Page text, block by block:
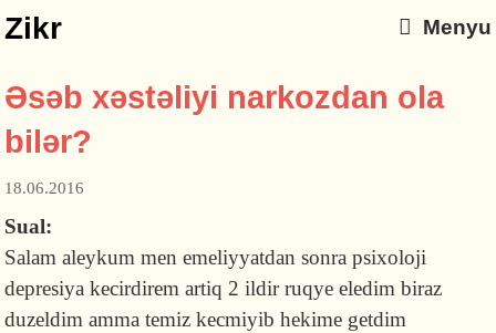
Zikr Menyu
Əsəb xəstəliyi narkozdan ola
bilər?
18.06.2016
Sual:
Salam aleykum men emeliyyatdan sonra psixoloji
depresiya kecirdirem artiq 2 ildir ruqye eledim biraz
duzeldim amma temiz kecmiyib hekime getdim